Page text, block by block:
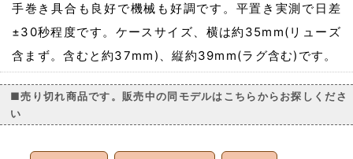
手巻き具合も良好で機械も好調です。平置き実測で日差
±30秒程度です。ケースサイズ、横は約35mm(リューズ
含まず。含むと約37mm)、縦約39mm(ラグ含む)です。
■売り切れ商品です。販売中の同モデルはこちらからお探しくださ
い